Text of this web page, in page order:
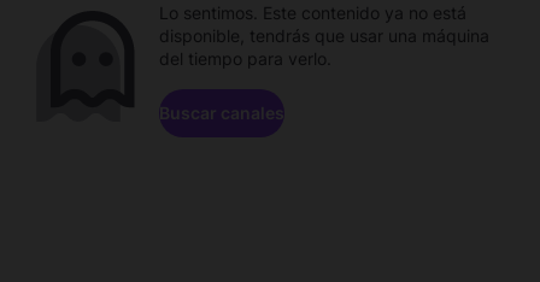
Lo sentimos. Este contenido ya no está
disponible, tendrás que usar una máquina
del tiempo para verlo.
Buscar canales